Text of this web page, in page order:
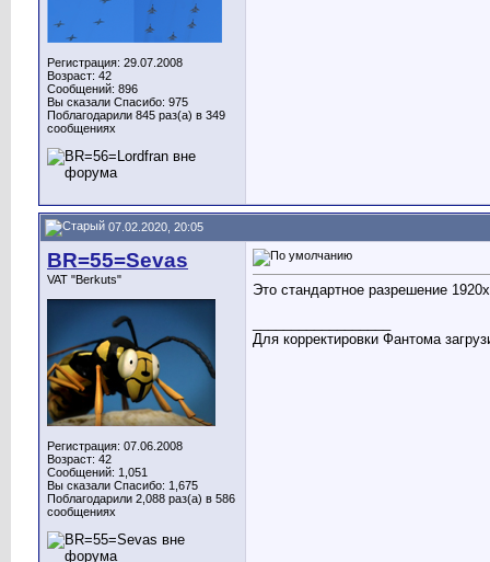
Регистрация: 29.07.2008
Возраст: 42
Сообщений: 896
Вы сказали Спасибо: 975
Поблагодарили 845 раз(а) в 349
сообщениях
07.02.2020, 20:05
BR=55=Sevas
VAT "Berkuts"
Регистрация: 07.06.2008
Возраст: 42
Сообщений: 1,051
Вы сказали Спасибо: 1,675
Поблагодарили 2,088 раз(а) в 586
сообщениях
Это стандартное разрешение
Для корректировки Фантома